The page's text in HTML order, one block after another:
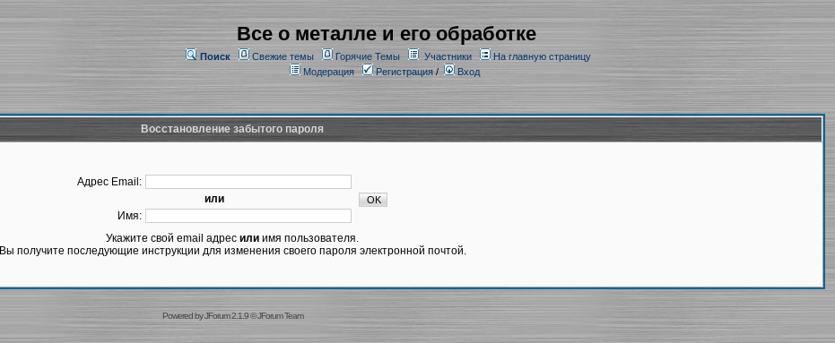
Все о металле и его обработке
Поиск Свежие темы Горячие Темы Участники
На главную страницу
Модерация
Регистрация/ Вход
Восстановление забытого пароля
Адрес Email:
или
Имя:
Укажите свой email адрес или имя пользователя.
Вы получите последующие инструкции для изменения своего пароля электронной почтой.
Powered byJForum 2.1.9©JForum Team